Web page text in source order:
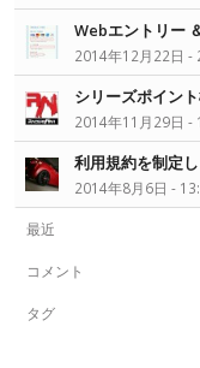
Webエントリー
2014年12月22日 -
シリーズポイン
2014年11月29日 -
利用規約を制定
2014年8月6日 -
最近
コメント
タグ